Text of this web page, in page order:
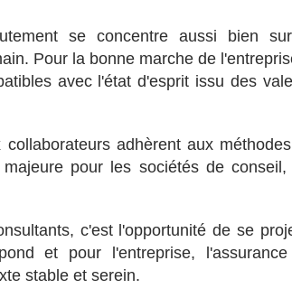
se concentre aussi bien
Pour la bonne marche de
avec l'état d'esprit issu des
adhèrent aux
pour les sociétés de conseil,
c'est l'opportunité de se
et pour l'entreprise,
stable et serein.